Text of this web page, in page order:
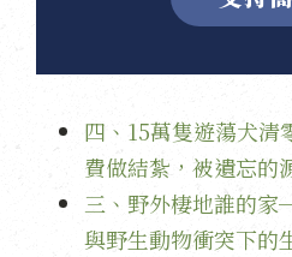
四、15萬隻遊蕩犬清
費做結紮，被遺忘的
三、野外棲地誰的
與野生動物衝突下的